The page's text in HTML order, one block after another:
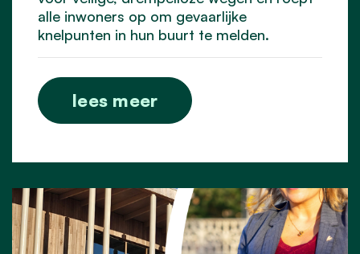
alle inwoners op om gevaarlijke
knelpunten in hun buurt te melden.
lees meer